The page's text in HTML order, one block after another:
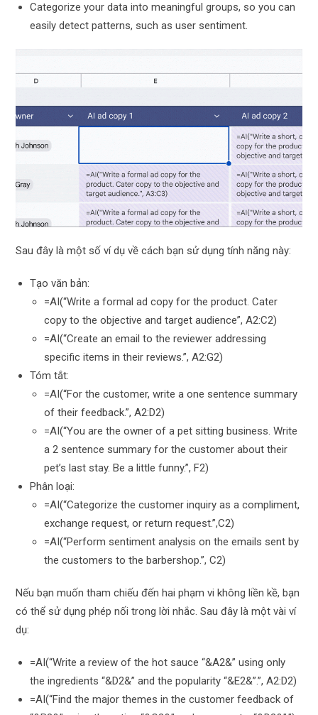
Categorize your data into meaningful groups, so you can
easily detect patterns, such as user sentiment.
Sau đây là một số ví dụ về cách bạn sử dụng tính năng này:
Tạo văn bản:
=AI(“Write a formal ad copy for the product. Cater
copy to the objective and target audience”, A2:C2)
=AI(“Create an email to the reviewer addressing
specific items in their reviews.”, A2:G2)
Tóm tắt:
=AI(“For the customer, write a one sentence summary
of their feedback.”, A2:D2)
=AI(“You are the owner of a pet sitting business. Write
a 2 sentence summary for the customer about their
pet’s last stay. Be a little funny.”, F2)
Phân loại:
=AI(“Categorize the customer inquiry as a compliment,
exchange request, or return request.”,C2)
=AI(“Perform sentiment analysis on the emails sent by
the customers to the barbershop.”, C2)
Nếu bạn muốn tham chiếu đến hai phạm vi không liền kề, bạn
có thể sử dụng phép nối trong lời nhắc. Sau đây là một vài ví
dụ:
=AI(“Write a review of the hot sauce “&A2&” using only
the ingredients “&D2&” and the popularity “&E2&”.”, A2:D2)
=AI(“Find the major themes in the customer feedback of